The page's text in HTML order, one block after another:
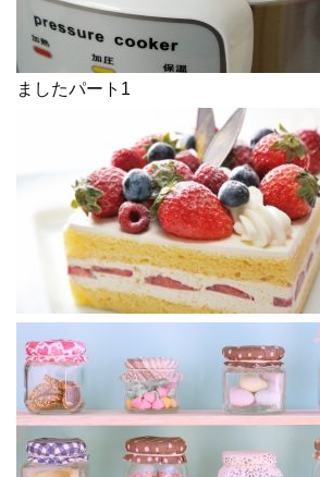
ましたパート1